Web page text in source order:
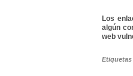
Los
algún
web
Etiquetas